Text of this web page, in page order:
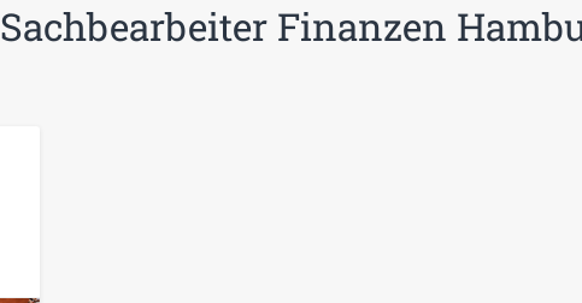
Sachbearbeiter Finanzen